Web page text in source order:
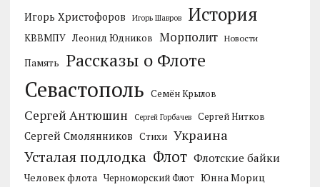
Игорь Христофоров Игорь Шавров История
КВВМПУ Леонид Юдников Морполит Новости
Память Рассказы о Флоте
Севастополь Семён Крылов
Сергей Антюшин Сергей Горбачев Сергей Нитков
Сергей Смолянников Стихи Украина
Усталая подлодка Флот Флотские байки
Человек флота Черноморский Флот Юнна Мориц